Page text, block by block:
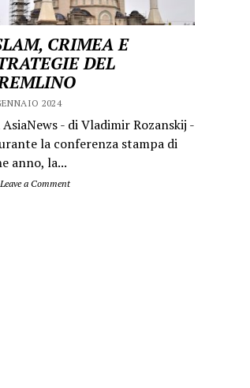
CRIMEA E
DEL
2024
AsiaNews - di Vladimir Rozanskij -
la conferenza stampa di
anno, la...
Leave a Comment